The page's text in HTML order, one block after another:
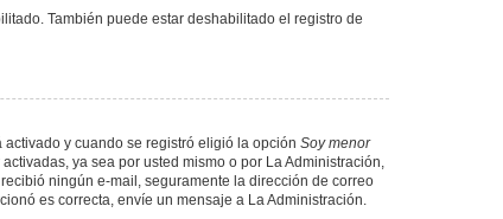
También puede estar deshabilitado el registro de
y cuando se registró eligió la opción Soy menor
ya sea por usted mismo o por La Administración,
ningún e-mail, seguramente la dirección de correo
es correcta, envíe un mensaje a La Administración.